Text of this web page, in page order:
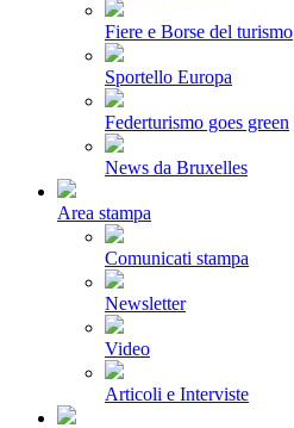
Fiere e Borse del turismo
Sportello Europa
Federturismo goes green
News da Bruxelles
Area stampa
Comunicati stampa
Newsletter
Video
Articoli e Interviste